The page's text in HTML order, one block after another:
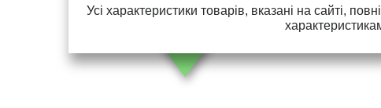
Усі характеристики товарів, вказані на сайті,